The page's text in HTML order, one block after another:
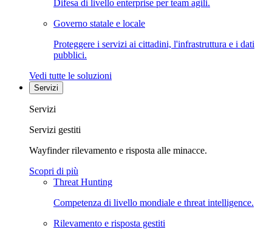
Difesa di livello enterprise per team agili.
Governo statale e locale
Proteggere i servizi ai cittadini, l'infrastruttura e i dati
pubblici.
Vedi tutte le soluzioni
Servizi
Servizi
Servizi gestiti
Wayfinder rilevamento e risposta alle minacce.
Scopri di più
Threat Hunting
Competenza di livello mondiale e threat intelligence.
Rilevamento e risposta gestiti